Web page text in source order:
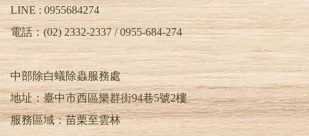
蚊.蒼蠅 | 除白蟻 | 白蟻防治 | 除白蟻公司PTT |
預防白蟻 | 白蟻除蟲 | 消滅白蟻 | 根除白蟻 |
白蟻專家 | 抓白蟻 | 白蟻工程 | 除白蟻DIY | 滅
白蟻藥 | 白蟻藥PTT | 蟻后 | 蟻王 | 工蟻 | 幼蟻 |
蟻卵 | 特滅多 | 環境消毒公司 | 害蟲昆蟲驅除 |
害蟲防治
LINE : 0955684274
電話：(02) 2332-2337 / 0955-684-274
中部除白蟻除蟲服務處
地址：臺中市西區樂群街94巷5號2樓
服務區域：苗栗至雲林